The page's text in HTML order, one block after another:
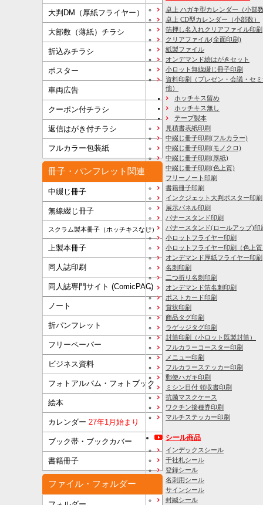
大判DM（厚紙フライヤー）
大部数（薄紙）チラシ
折込みチラシ
ポスター
車両広告
クーポン付チラシ
返信はがき付チラシ
フルカラー包装紙
冊子・パンフレット関連
中綴じ冊子
無線綴じ冊子
スクラム製本冊子（ホッチキスなし）
上製本冊子
同人誌印刷
同人誌専門サイト (ComicPAC)
ノート
折パンフレット
フリーペーパー
ビジネス資料
フォトアルバム・フォトブック
絵本
カレンダー 27年1月始まり
ブック帯・ブックカバー
書籍冊子
ファイル・フォルダー
卓上 ハガキ型カレンダー（小部
卓上 CD型カレンダー（小部数）
箔押し名入れクリアファイル印刷
クリアファイル(全面印刷)
紙製ファイル
オンデマンド絵はがきセット
小ロット無線綴じ冊子印刷
資料印刷
（プレゼン・会議・セ
他）
ホッチキス留め
ホッチキス無し
テープ製本
見積書表紙印刷
中綴じ冊子印刷(フルカラー)
中綴じ冊子印刷(モノクロ)
中綴じ冊子印刷(厚紙)
中綴じ冊子印刷(色上質)
フリーノート印刷
書籍冊子印刷
インクジェット大判ポスター印刷
展示パネル印刷
バナースタンド印刷
バナースタンド(ロールアップ)印
小ロットフライヤー印刷
小ロットフライヤー印刷（色上
オンデマンド厚紙フライヤー印刷
名刺印刷
二つ折り名刺印刷
オンデマンド箔名刺印刷
ポストカード印刷
賞状印刷
商品タグ印刷
ラゲッジタグ印刷
封筒印刷
（小ロット既製封筒）
フルカラーコースター印刷
メニュー印刷
フルカラーステッカー印刷
郵便ハガキ印刷
ミシン目付 領収書印刷
抗菌マスクケース
ワクチン接種券印刷
マルチステッカー印刷
シール商品
インデックスシール
千社札シール
登録シール
名刺用シール
サインシール
封緘シール